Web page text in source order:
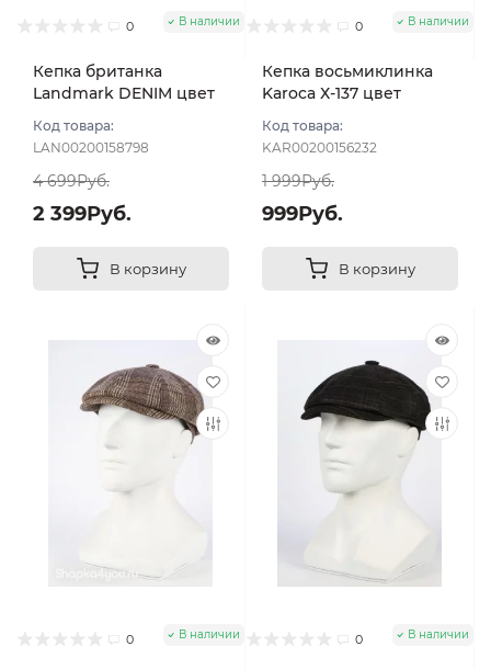
0 В наличии
Кепка британка
Landmark DENIM цвет
Код товара:
LAN00200158798
4 699Руб.
2 399Руб.
В корзину
0 В наличии
Кепка восьмиклинка
Karoca Х-137 цвет
Код товара:
KAR00200156232
1 999Руб.
999Руб.
В корзину
0 В наличии 0 В наличии